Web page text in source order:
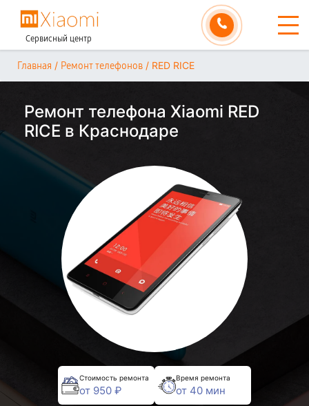
Сервисный центр
Главная / Ремонт телефонов / RED RICE
Ремонт телефона Xiaomi RED
RICE в Краснодаре
Стоимость ремонта
от 950 ₽
Время ремонта
от 40 мин